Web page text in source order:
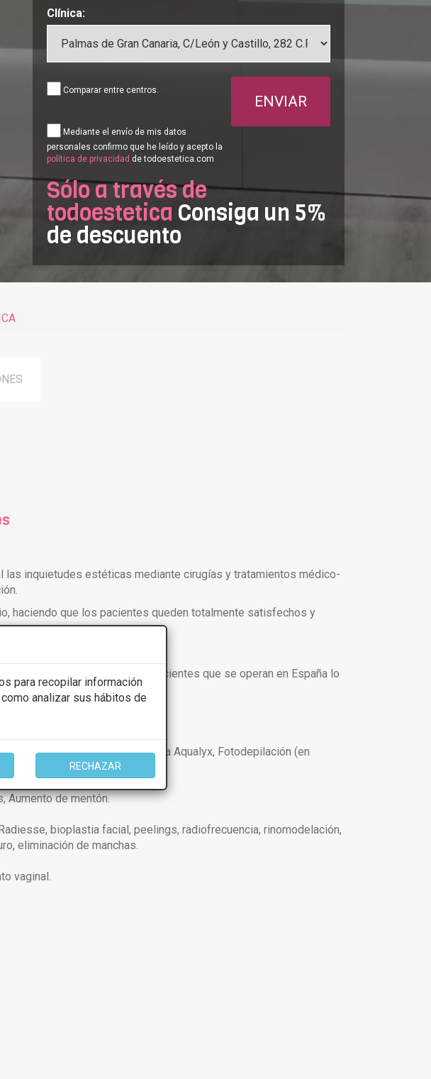
para recopilar información
analizar sus hábitos de
RECHAZAR
Clínica:
Comparar entre centros.
Mediante el envío de mis datos
personales confirmo que he leído y acepto la
política de privacidad de todoestetica.com
ENVIAR
Sólo a través de
todoestetica Consiga un 5%
de descuento
inquietudes estéticas mediante cirugías y tratamientos médico-
haciendo que los pacientes queden totalmente satisfechos y
mamaria). 1 de cada 4 pacientes que se operan en España lo
aumento de glúteos.
varices, Liposucción sin cirugía Aqualyx, Fotodepilación (en
Aumento de mentón.
bioplastia facial, peelings, radiofrecuencia, rinomodelación,
eliminación de manchas.
vaginal.